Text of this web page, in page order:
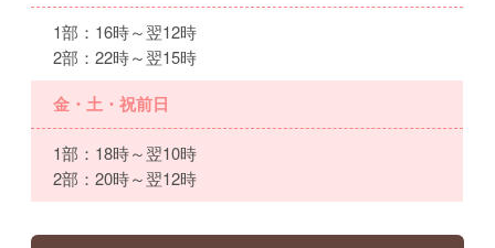
1部：16時～翌12時
2部：22時～翌15時
金・土・祝前日
1部：18時～翌10時
2部：20時～翌12時